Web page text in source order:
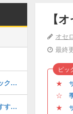
【
オセ
最終
★
☆
★
ピッ
白の塔の攻略！適正デッキとギミック一覧
コストリミット大決戦の攻略とおすすめデッキ